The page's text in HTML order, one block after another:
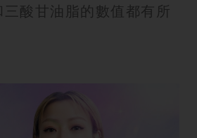
酸甘油脂的數值都有所